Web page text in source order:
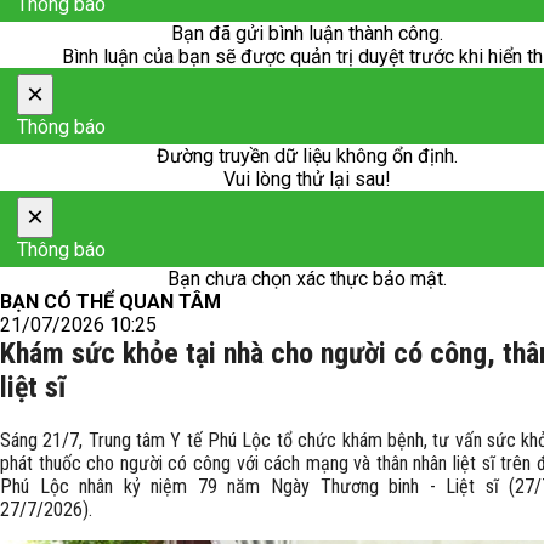
Bạn đã gửi bình luận thành công.
Bình luận của bạn sẽ được quản trị duyệt trước khi hiển
×
Thông báo
Đường truyền dữ liệu không ổn định.
Vui lòng thử lại sau!
×
Thông báo
Bạn chưa chọn xác thực bảo mật.
BẠN CÓ THỂ QUAN TÂM
21/07/2026 10:25
Khám sức khỏe tại nhà cho người có công,
liệt sĩ
Sáng 21/7, Trung tâm Y tế Phú Lộc tổ chức khám bệnh, tư vấn sức
phát thuốc cho người có công với cách mạng và thân nhân liệt sĩ trên
Phú Lộc nhân kỷ niệm 79 năm Ngày Thương binh - Liệt sĩ
27/7/2026).